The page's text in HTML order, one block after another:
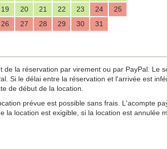
19
20 21 22 23 24
25
26
27 28 29 30 31
la réservation par virement ou par PayPal. Le
Si le délai entre la réservation et l'arrivée est
de début de la location.
prévue est possible sans frais. L'acompte
location est exigible, si la location est annulée